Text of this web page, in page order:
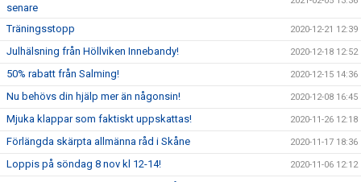
senare
Träningsstopp 2020-12-21 12:39
Julhälsning från Höllviken Innebandy! 2020-12-18 12:52
50% rabatt från Salming! 2020-12-15 14:36
Nu behövs din hjälp mer än någonsin! 2020-12-08 16:45
Mjuka klappar som faktiskt uppskattas! 2020-11-26 12:18
Förlängda skärpta allmänna råd i Skåne 2020-11-17 18:36
Loppis på söndag 8 nov kl 12-14! 2020-11-06 12:12